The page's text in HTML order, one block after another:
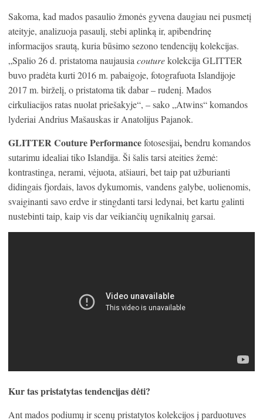
Sakoma, kad mados pasaulio žmonės gyvena daugiau nei pusmetį
ateityje, analizuoja pasaulį, stebi aplinką ir, apibendrinę
informacijos srautą, kuria būsimo sezono tendencijų kolekcijas.
„Spalio 26 d. pristatoma naujausia couturekolekcija GLITTER
buvo pradėta kurti 2016 m. pabaigoje, fotografuota Islandijoje
2017 m. birželį, o pristatoma tik dabar – rudenį. Mados
cirkuliacijos ratas nuolat priešakyje“, – sako „Atwins“ komandos
lyderiai Andrius Mašauskas ir Anatolijus Pajanok.
GLITTER Couture Performancefotosesijai,bendru komandos
sutarimu idealiai tiko Islandija. Ši šalis tarsi ateities žemė:
kontrastinga, nerami, vėjuota, atšiauri, bet taip pat užburianti
didingais fjordais, lavos dykumomis, vandens galybe, uolienomis,
svaiginanti savo erdve ir stingdanti tarsi ledynai, bet kartu galinti
nustebinti taip, kaip vis dar veikiančių ugnikalnių garsai.
Kur tas pristatytas tendencijas dėti?
Ant mados podiumų ir scenų pristatytos kolekcijos į parduotuves